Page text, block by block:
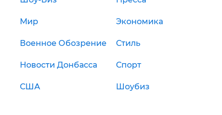
Мир Экономика
Военное Обозрение Стиль
Новости Донбасса Спорт
США Шоубиз